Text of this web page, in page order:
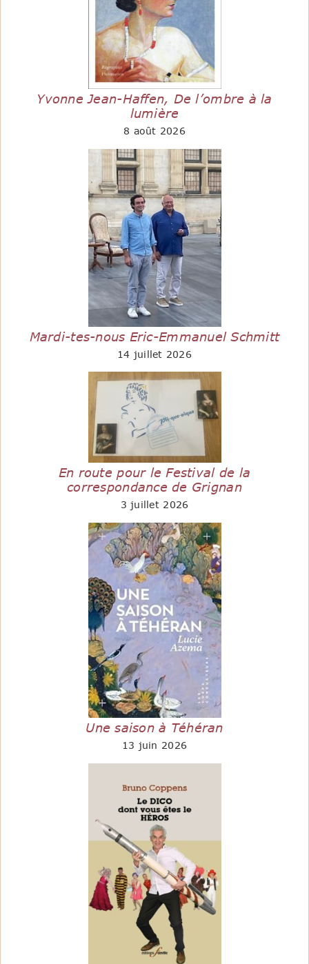
Yvonne Jean-Haffen, De l’ombre à la
lumière
8 août 2026
Mardi-tes-nous Eric-Emmanuel Schmitt
14 juillet 2026
En route pour le Festival de la
correspondance de Grignan
3 juillet 2026
Une saison à Téhéran
13 juin 2026